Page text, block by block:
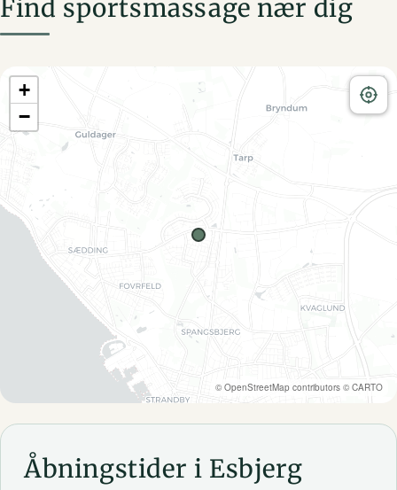
Find sportsmassage nær dig
+
−
© OpenStreetMap contributors © CARTO
Åbningstider i Esbjerg